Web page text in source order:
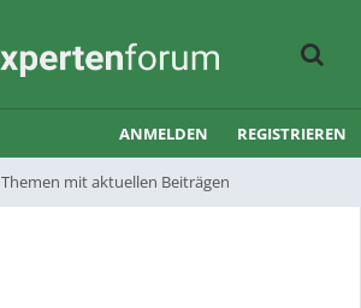
Themen mit aktuellen Beiträgen
ANMELDEN REGISTRIEREN